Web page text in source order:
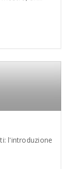
l'introduzione